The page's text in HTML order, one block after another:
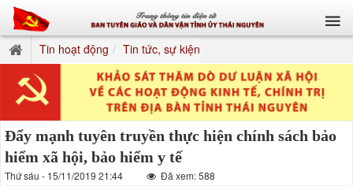
Tin hoạt động Tin tức, sự kiện
Đẩy mạnh tuyên truyền thực hiện chính sách bảo
hiểm xã hội, bảo hiểm y tế
Thứ sáu - 15/11/2019 21:44 Đã xem: 588